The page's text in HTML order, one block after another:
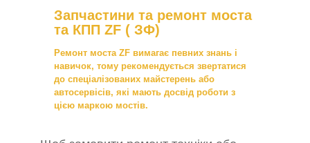
Запчастини та ремонт моста
та КПП ZF ( ЗФ)
Ремонт моста ZF вимагає певних знань і
навичок, тому рекомендується звертатися
до спеціалізованих майстерень або
автосервісів, які мають досвід роботи з
цією маркою мостів.